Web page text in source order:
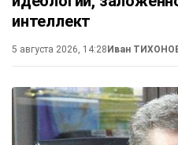
интеллект
5 августа 2026, 14:28Иван